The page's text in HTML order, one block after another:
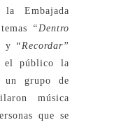
Embajada
“Dentro
y
“Recordar”
público la
un grupo de
música
que se